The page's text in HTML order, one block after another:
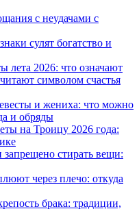
с неудачами с
сулят богатство и
лета 2026: что означают
символом счастья
и жениха: что можно
и обряды
на Троицу 2026 года:
запрещено стирать вещи:
через плечо: откуда
брака: традиции,